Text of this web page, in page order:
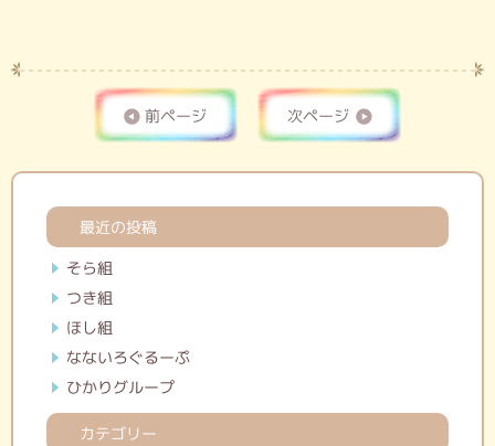
←前ページへ
最近の投稿
そら組
つき組
ほし組
なないろぐるーぷ
ひかりグループ
カテゴリー